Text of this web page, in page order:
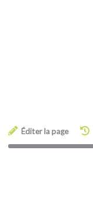
Éditer la page